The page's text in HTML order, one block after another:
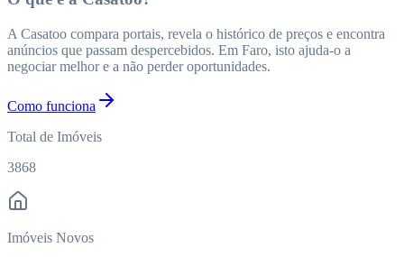
A Casatoo compara portais, revela o histórico de preços e encontra
anúncios que passam despercebidos. Em Faro, isto ajuda-o a
negociar melhor e a não perder oportunidades.
Como funciona
Total de Imóveis
3868
Imóveis Novos